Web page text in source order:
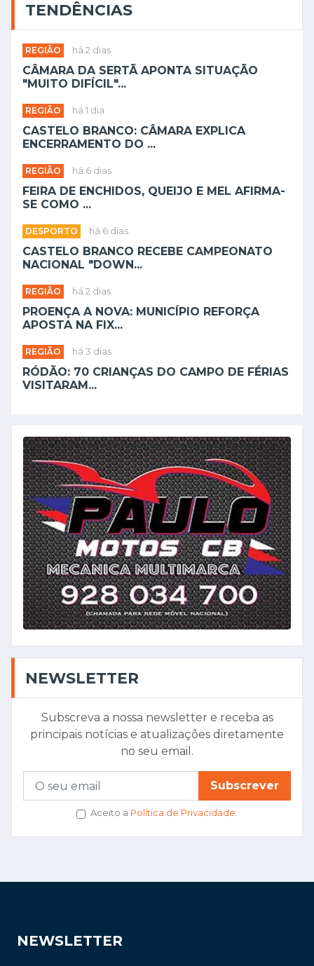
TENDÊNCIAS
REGIÃO há 2 dias
CÂMARA DA SERTÃ APONTA SITUAÇÃO
"MUITO DIFÍCIL"...
REGIÃO há 1 dia
CASTELO BRANCO: CÂMARA EXPLICA
ENCERRAMENTO DO ...
REGIÃO há 6 dias
FEIRA DE ENCHIDOS, QUEIJO E MEL AFIRMA-
SE COMO ...
DESPORTO há 6 dias
CASTELO BRANCO RECEBE CAMPEONATO
NACIONAL "DOWN...
REGIÃO há 2 dias
PROENÇA A NOVA: MUNICÍPIO REFORÇA
APOSTA NA FIX...
REGIÃO há 3 dias
RÓDÃO: 70 CRIANÇAS DO CAMPO DE FÉRIAS
VISITARAM...
NEWSLETTER
Subscreva a nossa newsletter e receba as
principais notícias e atualizações diretamente
no seu email.
Subscrever
Aceito a Política de Privacidade.
NEWSLETTER